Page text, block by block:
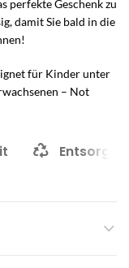
perfekte Geschenk zu
damit Sie bald in die
für Kinder unter
– Not